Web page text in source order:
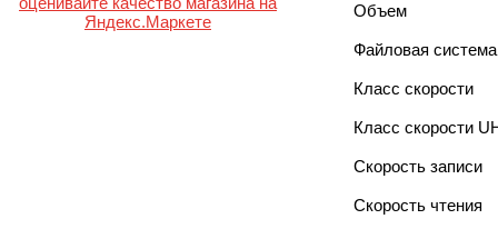
Объем
Файловая система
Класс скорости
Класс скорости
Cкорость записи
Cкорость чтения